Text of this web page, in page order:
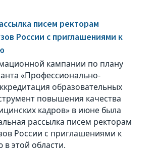
писем ректорам
России с приглашениями к
кампании по плану
«Профессионально-
образовательных
повышения качества
кадров» в июне была
рассылка писем ректорам
России с приглашениями к
этой области.